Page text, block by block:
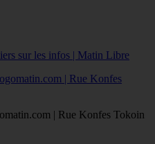
sur les infos | Matin Libre
| Rue Konfes Tokoin